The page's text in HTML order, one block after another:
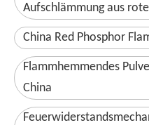
Aufschlämmung aus
China Red Phosphor
Flammhemmendes
China